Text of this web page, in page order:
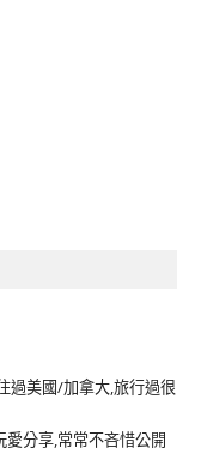
過美國/加拿大,旅行過很
分享,常常不吝惜公開